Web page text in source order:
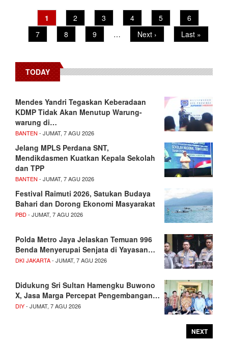
PaginationCurrent
page
1 Page
2 Page
3 Page
4 Page
5 Page
6
Page
7 Page
8 Page
9 …
Next
page
Next ›
Last
page
Last »
TODAY
Mendes Yandri Tegaskan Keberadaan
KDMP Tidak Akan Menutup Warung-
warung di…
BANTEN - JUMAT, 7 AGU 2026
Jelang MPLS Perdana SNT,
Mendikdasmen Kuatkan Kepala Sekolah
dan TPP
BANTEN - JUMAT, 7 AGU 2026
Festival Raimuti 2026, Satukan Budaya
Bahari dan Dorong Ekonomi Masyarakat
PBD- JUMAT, 7 AGU 2026
Polda Metro Jaya Jelaskan Temuan 996
Benda Menyerupai Senjata di Yayasan…
DKI JAKARTA- JUMAT, 7 AGU 2026
Didukung Sri Sultan Hamengku Buwono
X, Jasa Marga Percepat Pengembangan…
DIY- JUMAT, 7 AGU 2026
NEXT